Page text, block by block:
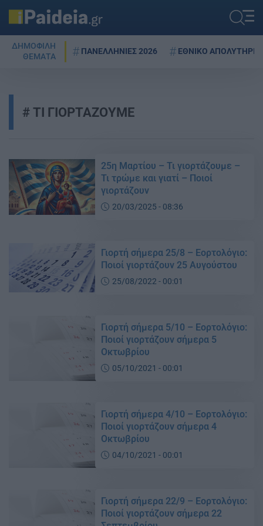
ΔΗΜΟΦΙΛΗ
ΘΕΜΑΤΑ
ΠΑΝΕΛΛΗΝΙΕΣ 2026 ΕΘΝΙΚΟ ΑΠΟΛΥΤΗΡΙΟ
ΤΙ ΓΙΟΡΤΑΖΟΥΜΕ
25η Μαρτίου – Τι γιορτάζουμε –
Τι τρώμε και γιατί – Ποιοί
γιορτάζουν
20/03/2025 - 08:36
Γιορτή σήμερα 25/8 – Εορτολόγιο:
Ποιοί γιορτάζουν 25 Αυγούστου
25/08/2022 - 00:01
Γιορτή σήμερα 5/10 – Εορτολόγιο:
Ποιοί γιορτάζουν σήμερα 5
Οκτωβρίου
05/10/2021 - 00:01
Γιορτή σήμερα 4/10 – Εορτολόγιο:
Ποιοί γιορτάζουν σήμερα 4
Οκτωβρίου
04/10/2021 - 00:01
Γιορτή σήμερα 22/9 – Εορτολόγιο:
Ποιοί γιορτάζουν σήμερα 22